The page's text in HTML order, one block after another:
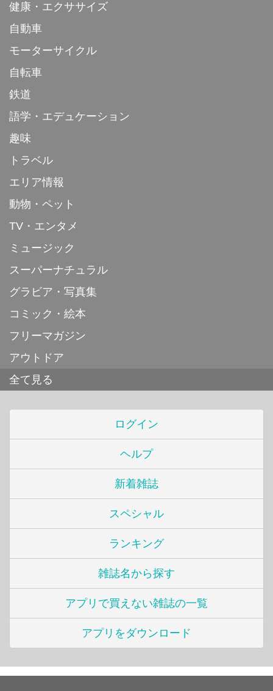
健康・エクササイズ
自動車
モーターサイクル
自転車
鉄道
語学・エデュケーション
趣味
トラベル
エリア情報
動物・ペット
TV・エンタメ
ミュージック
スーパーナチュラル
グラビア・写真集
コミック・絵本
フリーマガジン
アウトドア
全て見る
ログイン
ヘルプ
新着雑誌
スペシャル
ランキング
雑誌名から探す
アプリで買えない雑誌の一覧
アプリをダウンロード